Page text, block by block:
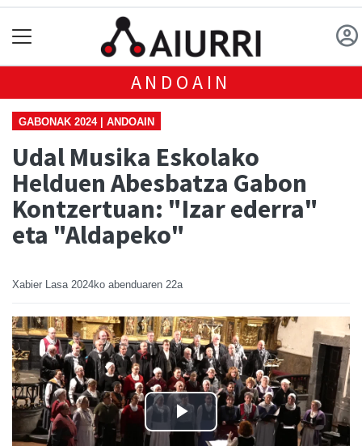
ANDOAIN
GABONAK 2024 | ANDOAIN
Udal Musika Eskolako
Helduen Abesbatza Gabon
Kontzertuan: "Izar ederra"
eta "Aldapeko"
Xabier Lasa 2024ko abenduaren 22a